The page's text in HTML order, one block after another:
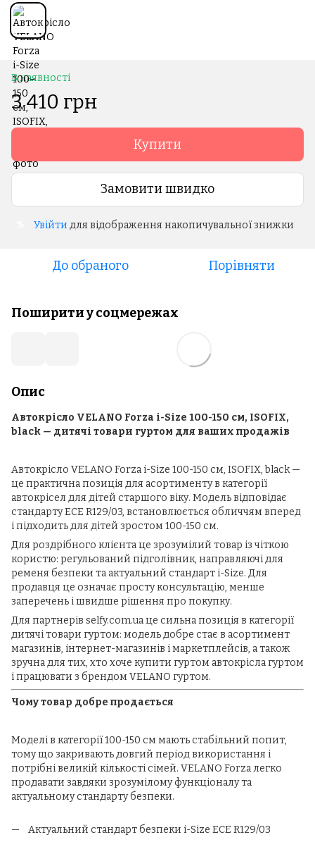
В наявності
3 410 грн
Купити
Замовити швидко
Увійти для відображення накопичувальної знижки
До обраного Порівняти
Поширити у соцмережах
Опис
Автокрісло VELANO Forza i-Size 100-150 см, ISOFIX,
black — дитячі товари гуртом для ваших продажів
Автокрісло VELANO Forza i-Size 100-150 см, ISOFIX, black —
це практична позиція для асортименту в категорії
автокрісел для дітей старшого віку. Модель відповідає
стандарту ECE R129/03, встановлюється обличчям вперед
і підходить для дітей зростом 100-150 см.
Для роздрібного клієнта це зрозумілий товар із чіткою
користю: регульований підголівник, направляючі для
ременя безпеки та актуальний стандарт i-Size. Для
продавця це означає просту консультацію, менше
заперечень і швидше рішення про покупку.
Для партнерів selfy.com.ua це сильна позиція в категорії
дитячі товари гуртом: модель добре стає в асортимент
магазинів, інтернет-магазинів і маркетплейсів, а також
зручна для тих, хто хоче купити гуртом автокрісла гуртом
і працювати з брендом VELANO гуртом.
Чому товар добре продається
Моделі в категорії 100-150 см мають стабільний попит,
тому що закривають довгий період використання і
потрібні великій кількості сімей. VELANO Forza легко
продавати завдяки зрозумілому функціоналу та
актуальному стандарту безпеки.
Актуальний стандарт безпеки i-Size ECE R129/03